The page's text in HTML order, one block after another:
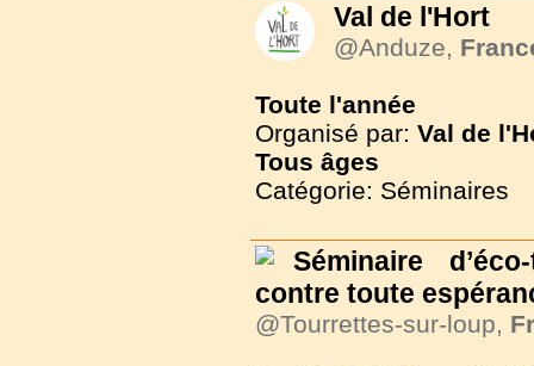
Val de l'Hort
@Anduze,
Toute l'année
Organisé par: Val de
Tous âges
Catégorie: Séminaires
Séminaire
contre toute
@Tourrettes-sur-loup,